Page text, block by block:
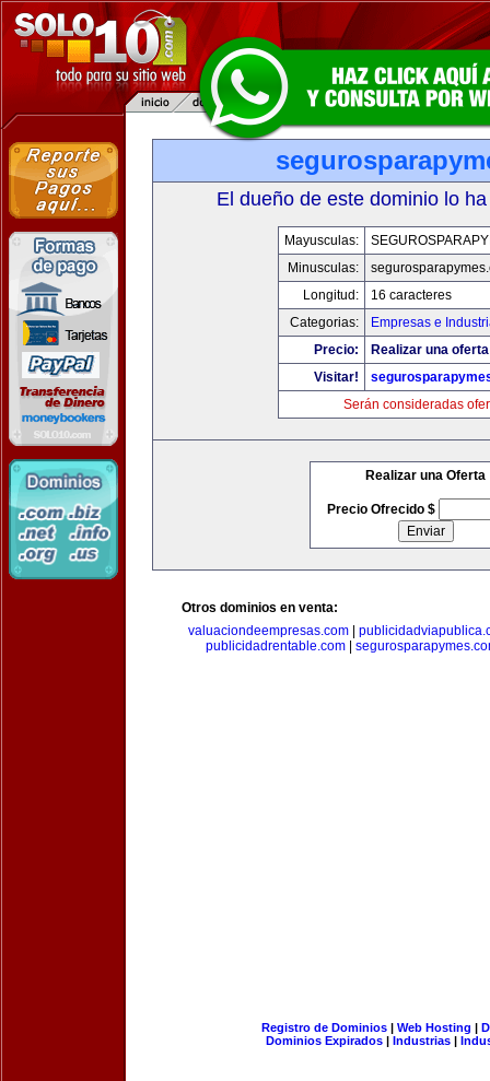
El dueño de este dominio lo
Mayusculas:
Minusculas:
Longitud:
16 caracteres
Categorias:
Empresas e
Precio:
Realizar una
Visitar!
Serán consideradas
Realizar una Oferta
Precio Ofrecido $
Otros dominios en venta:
valuaciondeempresas.com|
publicidadrentable.com
Registro de Dominios| Web Hosting |
Dominios Expirados | Industrias |